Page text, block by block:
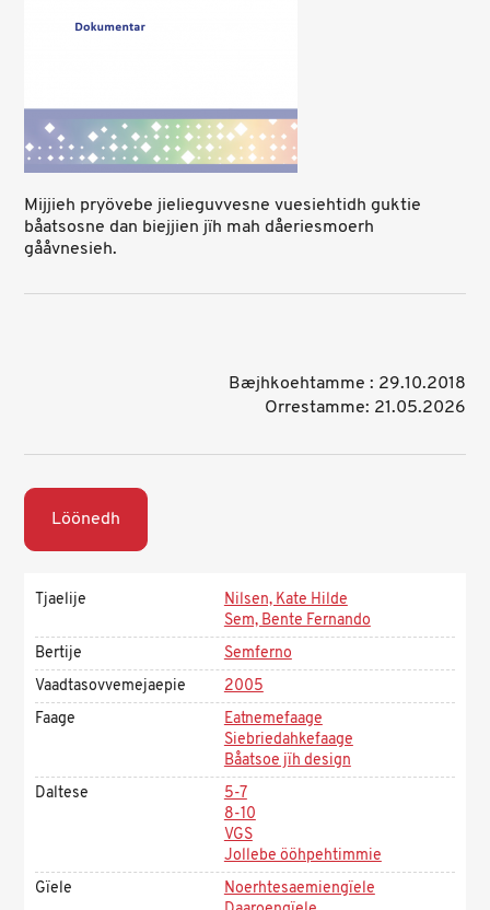
Mijjieh pryövebe jielieguvvesne vuesiehtidh guktie
båatsosne dan biejjien jïh mah dåeriesmoerh
gååvnesieh.
Bæjhkoehtamme : 29.10.2018
Orrestamme: 21.05.2026
Löönedh
Tjaelije
Nilsen, Kate Hilde
Sem, Bente Fernando
Bertije
Semferno
Vaadtasovvemejaepie
2005
Faage
Eatnemefaage
Siebriedahkefaage
Båatsoe jïh design
Daltese
5-7
8-10
VGS
Jollebe ööhpehtimmie
Gïele
Noerhtesaemiengïele